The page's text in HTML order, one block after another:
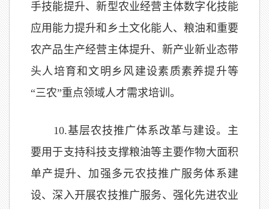
手技能提升、新型农业经营主体数字化技能
应用能力提升和乡土文化能人、粮油和重要
农产品生产经营主体提升、新产业新业态带
头人培育和文明乡风建设素质素养提升等
“三农”重点领域人才需求培训。
10.基层农技推广体系改革与建设。主
要用于支持科技支撑粮油等主要作物大面积
单产提升、加强多元农技推广服务体系建
设、深入开展农技推广服务、强化先进农业